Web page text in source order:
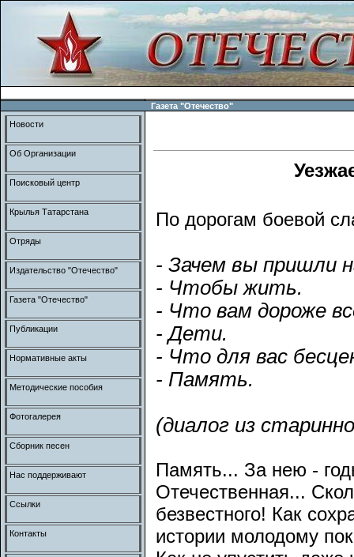
Газета "Отечество"
По дорогам боевой
- Зачем вы пришли
- Чтобы жить.
- Что вам дороже
- Дети.
- Что для вас
- Память.
(диалог из
Память... За нею -
Отечественная...
безвестного! Как
истории молодому
Новости
Об Организации
Поисковый центр
Крылья Татарстана
Отряды
Издательство "Отечество"
Газета "Отечество"
Публикации
Нормативные акты
Методические пособия
Фотогалерея
Сборник песен
Нас поддерживают
Ссылки
Контакты